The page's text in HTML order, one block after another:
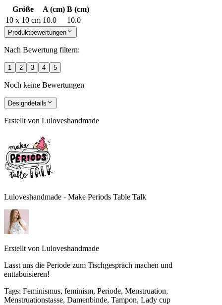
Größe A (cm) B (cm)
10 x 10 cm 10.0 10.0
Produktbewertungen
Nach Bewertung filtern:
1 2 3 4 5
Noch keine Bewertungen
Designdetails
Erstellt von Luloveshandmade
Luloveshandmade - Make Periods Table Talk
Erstellt von Luloveshandmade
Lasst uns die Periode zum Tischgespräch machen und
enttabuisieren!
Tags: Feminismus, feminism, Periode, Menstruation,
Menstruationstasse, Damenbinde, Tampon, Lady cup